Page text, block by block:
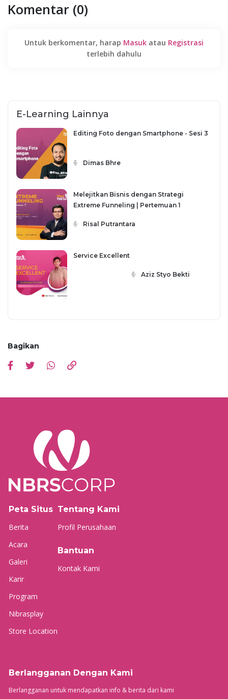
Komentar (0)
Untuk berkomentar, harap Masuk atau Registrasi
terlebih dahulu
E-Learning Lainnya
Editing Foto dengan Smartphone - Sesi 3
Dimas Bhre
Melejitkan Bisnis dengan Strategi
Extreme Funneling | Pertemuan 1
Risal Putrantara
Service Excellent
Aziz Styo Bekti
Bagikan
Peta Situs
Berita
Acara
Galeri
Karir
Program
Nibrasplay
Store Location
Tentang Kami
Profil Perusahaan
Bantuan
Kontak Kami
Berlangganan Dengan Kami
Berlangganan untuk mendapatkan info & berita dari kami